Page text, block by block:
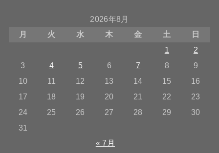
2026年8月
月
火 水 木 金 土
日
1
2
3
4 5 6 7 8
9
10
11 12 13 14 15
16
17
18 19 20 21 22
23
24
25 26 27 28 29
30
31
« 7月